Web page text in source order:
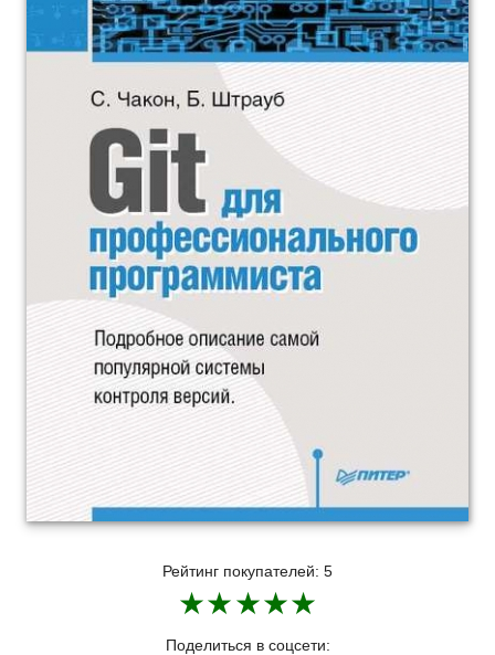
Рейтинг покупателей: 5
★
★
★
★
★
Поделиться в соцсети: